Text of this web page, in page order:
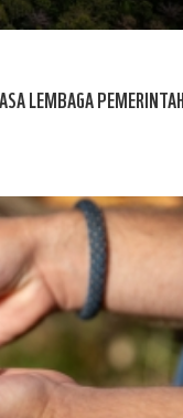
LEMBAGA